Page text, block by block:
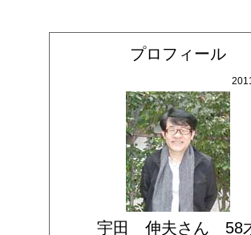
プロフィール
宇田 伸夫さん 58